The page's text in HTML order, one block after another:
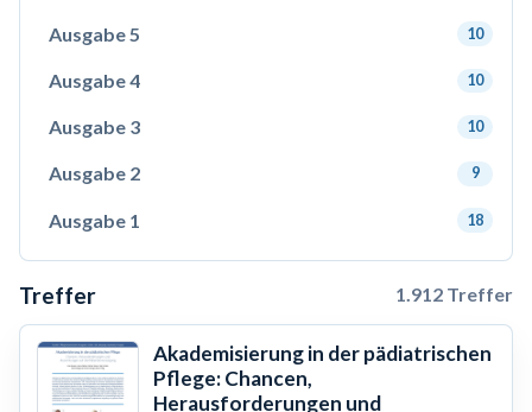
Ausgabe 5 10
Ausgabe 4 10
Ausgabe 3 10
Ausgabe 2 9
Ausgabe 1 18
Treffer 1.912 Treffer
Akademisierung in der pädiatrischen
Pflege: Chancen,
Herausforderungen und